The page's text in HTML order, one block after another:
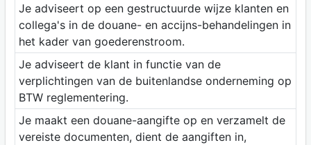
Je adviseert op een gestructuurde wijze klanten en
collega's in de douane- en accijns-behandelingen in
het kader van goederenstroom.
Je adviseert de klant in functie van de
verplichtingen van de buitenlandse onderneming op
BTW reglementering.
Je maakt een douane-aangifte op en verzamelt de
vereiste documenten, dient de aangiften in,